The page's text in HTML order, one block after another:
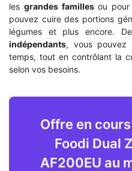
les grandes famillesou pour
pouvez cuire des portions
légumes et plus encore.
indépendants, vous pouvez
temps, tout en contrôlant la
selon vos besoins.
Offre en
Foodi Dual
AF200EU au